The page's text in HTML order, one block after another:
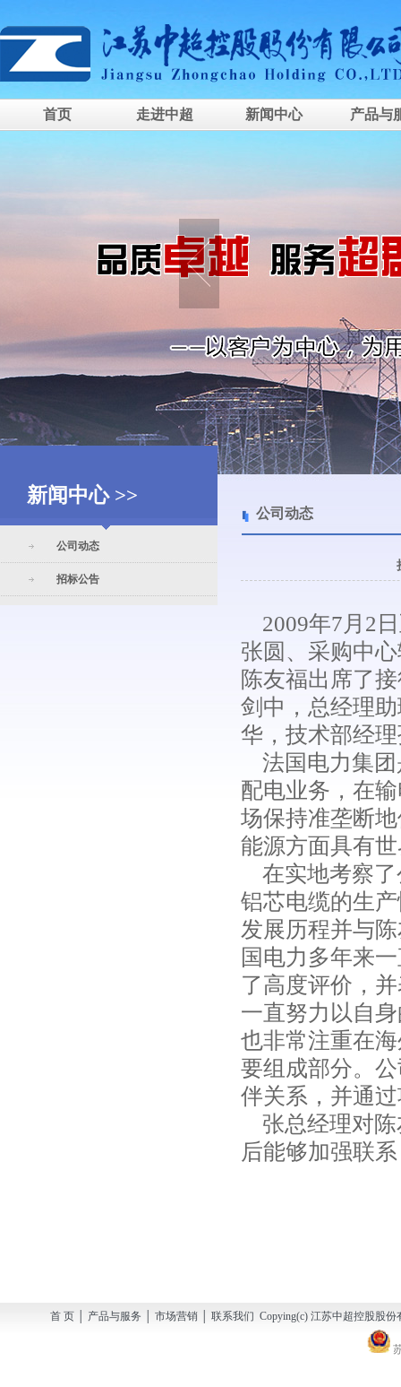
首页 走进中超 新闻中心 产品与
新闻中心 >>
公司动态
招标公告
公司动态
2009年7月2
张圆、采购中
陈友福出席了
剑中，总经理
华，技术部经
法国电力集团
配电业务，在
场保持准垄断
能源方面具有
在实地考察了
铝芯电缆的生
发展历程并与
国电力多年来
了高度评价，
一直努力以自
也非常注重在
要组成部分。
伴关系，并通
张总经理对陈
后能够加强联
首 页 │ 产品与服务 │ 市场营销 │ 联系我们 Copying(c) 江苏中超控股股